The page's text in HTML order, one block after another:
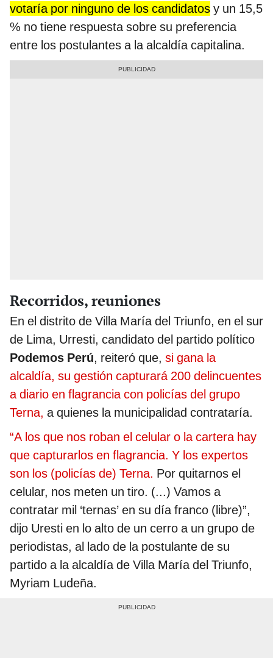
votaría por ninguno de los candidatos y un 15,5
% no tiene respuesta sobre su preferencia
entre los postulantes a la alcaldía capitalina.
Recorridos, reuniones
En el distrito de Villa María del Triunfo, en el sur
de Lima, Urresti, candidato del partido político
Podemos Perú, reiteró que, si gana la
alcaldía, su gestión capturará 200 delincuentes
a diario en flagrancia con policías del grupo
Terna, a quienes la municipalidad contrataría.
“A los que nos roban el celular o la cartera hay
que capturarlos en flagrancia. Y los expertos
son los (policías de) Terna. Por quitarnos el
celular, nos meten un tiro. (...) Vamos a
contratar mil ‘ternas’ en su día franco (libre)”,
dijo Uresti en lo alto de un cerro a un grupo de
periodistas, al lado de la postulante de su
partido a la alcaldía de Villa María del Triunfo,
Myriam Ludeña.